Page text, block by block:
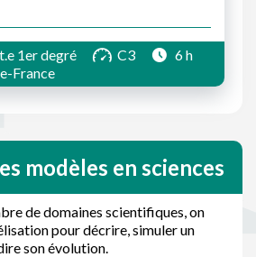
1er degré C3
6 h
France
modèles en sciences
de domaines scientifiques, on
pour décrire, simuler un
son évolution.